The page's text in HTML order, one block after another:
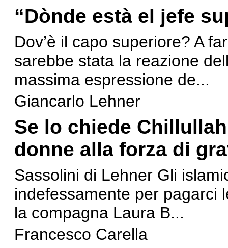
“Dònde està el jefe
Dov’è il capo superiore? A
sarebbe stata la reazione
massima espressione de...
Giancarlo Lehner
Se lo chiede
donne alla forza di
Sassolini di Lehner Gli
indefessamente per pagarci
la compagna Laura B...
Francesco Carella